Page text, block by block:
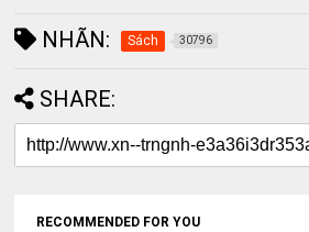
NHÃN: Sách 30796
SHARE:
RECOMMENDED FOR YOU